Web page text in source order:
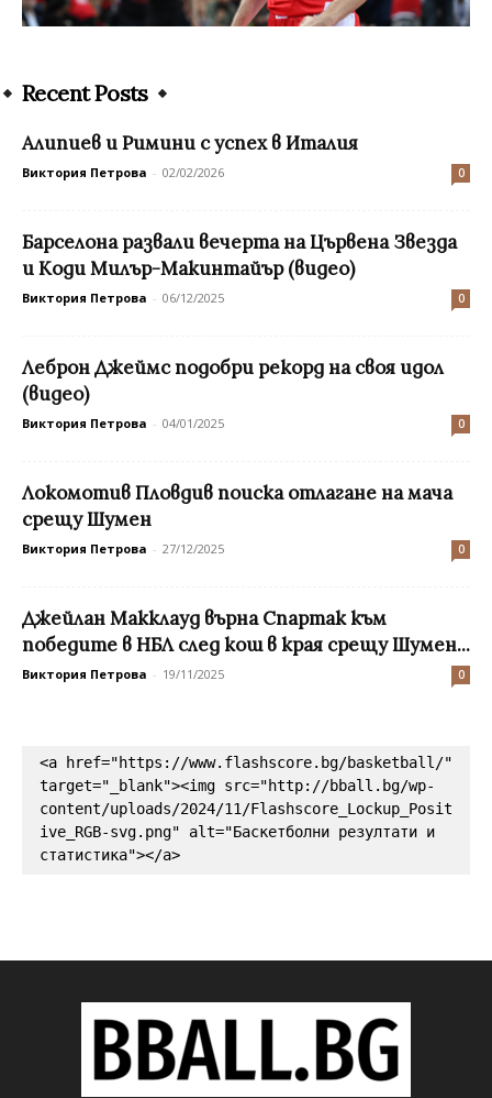
Recent Posts
Алипиев и Римини с успех в Италия
Виктория Петрова - 02/02/2026 0
Барселона развали вечерта на Цървена Звезда
и Коди Милър-Макинтайър (видео)
Виктория Петрова - 06/12/2025 0
Леброн Джеймс подобри рекорд на своя идол
(видео)
Виктория Петрова - 04/01/2025 0
Локомотив Пловдив поиска отлагане на мача
срещу Шумен
Виктория Петрова - 27/12/2025 0
Джейлан Макклауд върна Спартак към
победите в НБЛ след кош в края срещу Шумен...
Виктория Петрова - 19/11/2025 0
<a href="https://www.flashscore.bg/basketball/"
target="_blank"><img src="http://bball.bg/wp-
content/uploads/2024/11/Flashscore_Lockup_Posit
ive_RGB-svg.png" alt="Баскетболни резултати и
статистика"></a>